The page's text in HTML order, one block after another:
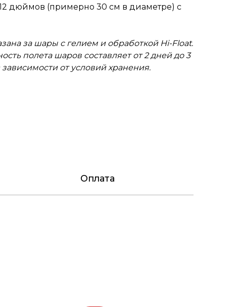
дюймов (примерно 30 см в диаметре) с
за шары с гелием и обработкой Hi-Float.
полета шаров составляет от 2 дней до 3
зависимости от условий хранения.
Оплата